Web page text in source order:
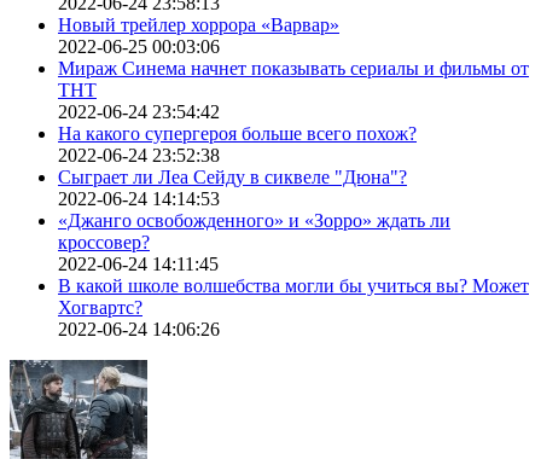
Новый трейлер хоррора «Варвар»
2022-06-25 00:03:06
Мираж Синема начнет показывать сериалы и фильмы от
ТНТ
2022-06-24 23:54:42
На какого супергероя больше всего похож?
2022-06-24 23:52:38
Сыграет ли Леа Сейду в сиквеле "Дюна"?
2022-06-24 14:14:53
«Джанго освобожденного» и «Зорро» ждать ли
кроссовер?
2022-06-24 14:11:45
В какой школе волшебства могли бы учиться вы? Может
Хогвартс?
2022-06-24 14:06:26